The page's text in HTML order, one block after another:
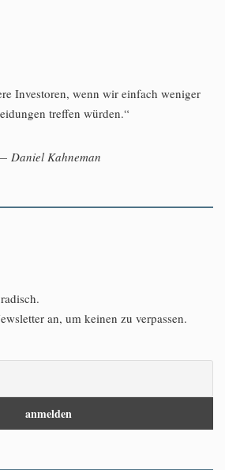
Investoren, wenn wir einfach weniger
treffen würden.“
Daniel Kahneman
an, um keinen zu verpassen.